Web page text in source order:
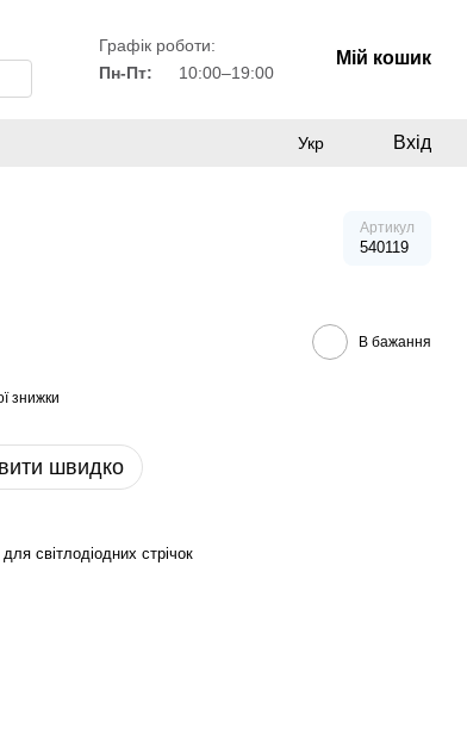
Графік роботи:
Пн-Пт:
10:00–19:00
Мій кошик
Укр Вхід
Артикул
540119
В бажання
знижки
швидко
світлодіодних стрічок